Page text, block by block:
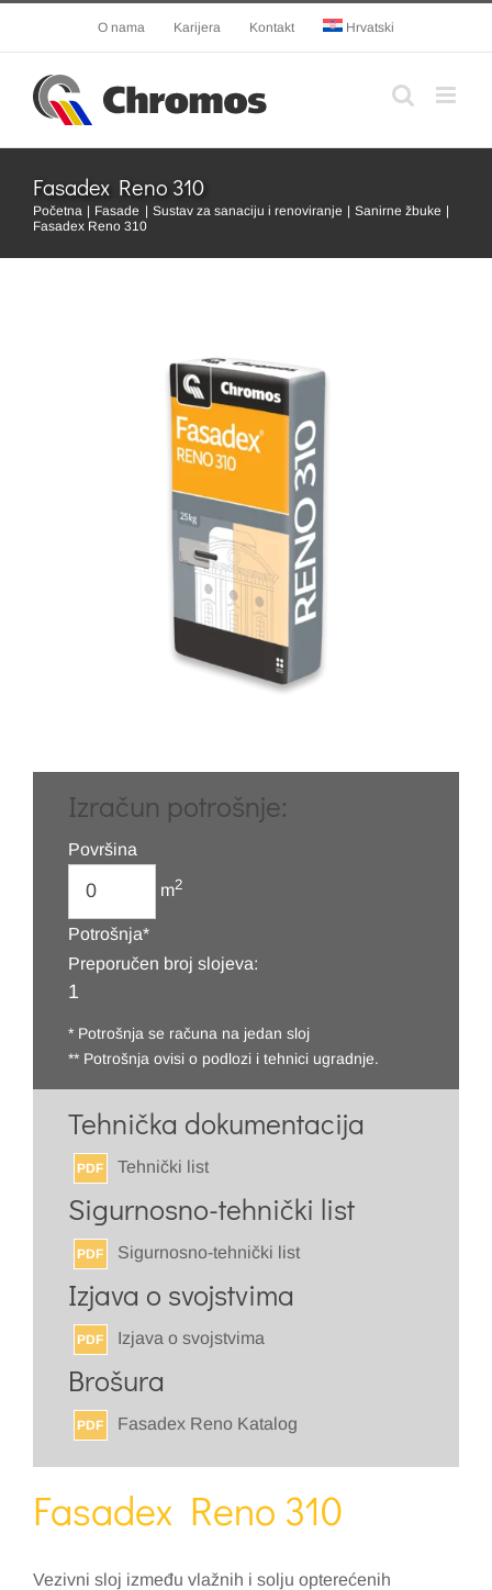
content
O nama Karijera Kontakt Hrvatski
Fasadex Reno 310
Početna Fasade Sustav za sanaciju i renoviranje
Sanirne žbuke
Fasadex Reno 310
Izračun potrošnje:
Površina
m2
Potrošnja*
Preporučen broj slojeva:
1
* Potrošnja se računa na jedan sloj
** Potrošnja ovisi o podlozi i tehnici ugradnje.
Tehnička dokumentacija
PDF Tehnički list
Sigurnosno-tehnički list
PDF Sigurnosno-tehnički list
Izjava o svojstvima
PDF Izjava o svojstvima
Brošura
PDF Fasadex Reno Katalog
Fasadex Reno 310
Vezivni sloj između vlažnih i solju opterećenih